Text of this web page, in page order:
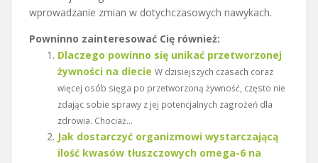
wprowadzanie zmian w dotychczasowych nawykach.
Powninno zainteresować Cię również:
Dlaczego powinno się unikać przetworzonej
żywności na diecie W dzisiejszych czasach coraz
więcej osób sięga po przetworzoną żywność, często nie
zdając sobie sprawy z jej potencjalnych zagrożeń dla
zdrowia. Chociaż...
Jak dostarczyć organizmowi wystarczającą
ilość kwasów tłuszczowych omega-6 na